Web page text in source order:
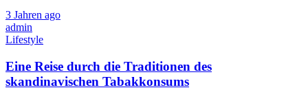
3 Jahren ago
admin
Lifestyle
Eine Reise durch die Traditionen des
skandinavischen Tabakkonsums